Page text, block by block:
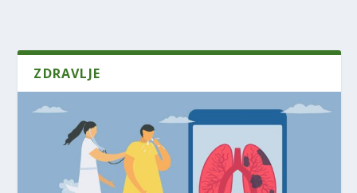
ZDRAVLJE